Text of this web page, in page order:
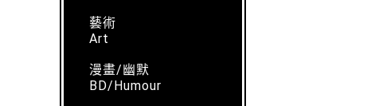
藝術
Art
漫畫/幽默
BD/Humour